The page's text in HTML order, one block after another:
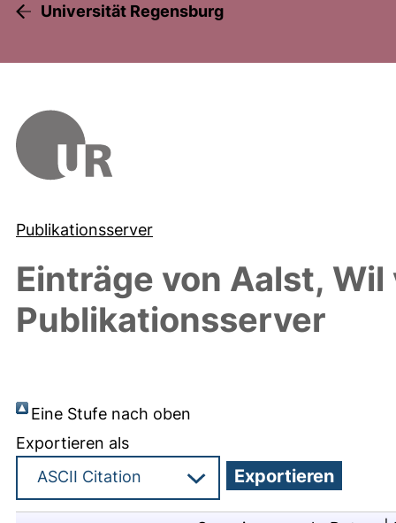
Universität Regensburg
Publikationsserver
Einträge von Aalst, Wil
Publikationsserver
Eine Stufe nach oben
Exportieren als